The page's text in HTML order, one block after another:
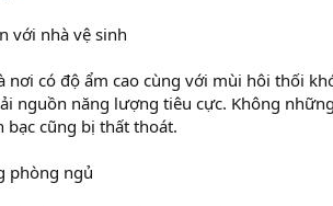
với nhà vệ sinh
nơi có độ ẩm cao cùng với mùi hôi thối
nguồn năng lượng tiêu cực. Không
bạc cũng bị thất thoát.
phòng ngủ